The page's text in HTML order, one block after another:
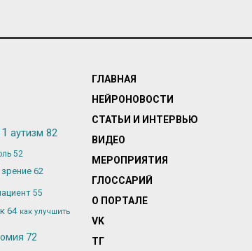
аутизм 82
52
зрение 62
55
64 как улучшить
72
ГЛАВНАЯ
НЕЙРОНОВОСТИ
СТАТЬИ И ИНТЕРВЬЮ
ВИДЕО
МЕРОПРИЯТИЯ
ГЛОССАРИЙ
О ПОРТАЛЕ
VK
ТГ